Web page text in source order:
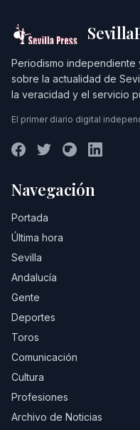
Periodismo independiente
sobre la actualidad de
la veracidad y el servicio
El primer diario digital
Navegación
Portada
Última hora
Sevilla
Andalucía
Gente
Deportes
Toros
Comunicación
Cultura
Profesiones
Archivo de Noticias